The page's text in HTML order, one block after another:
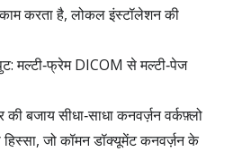
करता है, लोकल इंस्टॉलेशन की
मल्टी‑फ्रेम DICOM से मल्टी‑पेज
की बजाय सीधा‑साधा कनवर्ज़न वर्कफ़्लो
जो कॉमन डॉक्यूमेंट कनवर्ज़न के